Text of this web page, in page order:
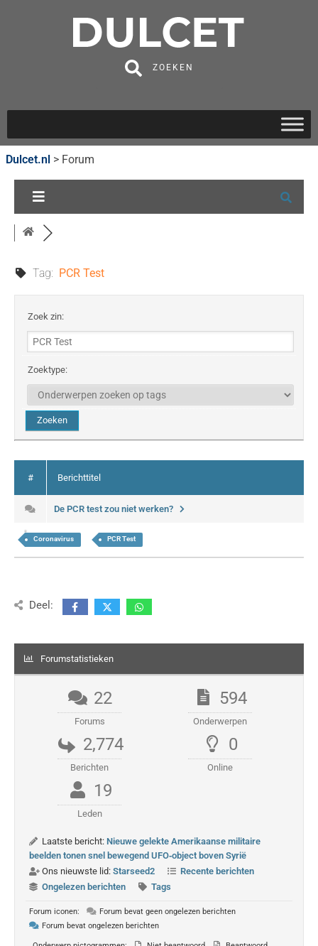
ZOEKEN
Dulcet.nl > Forum
Tag: PCR Test
Zoek zin:
Zoektype:
# Berichttitel
De PCR test zou niet werken?
Coronavirus PCR Test
Deel:
Forumstatistieken
22
Forums
594
Onderwerpen
2,774
Berichten
0
Online
19
Leden
Laatste bericht: Nieuwe gelekte Amerikaanse militaire
beelden tonen snel bewegend UFO‑object boven Syrië
Ons nieuwste lid: Starseed2
Recente berichten
Ongelezen berichten
Tags
Forum iconen:
Forum bevat geen ongelezen berichten
Forum bevat ongelezen berichten